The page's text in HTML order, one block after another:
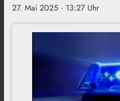
27. Mai 2025 · 13:27 Uhr